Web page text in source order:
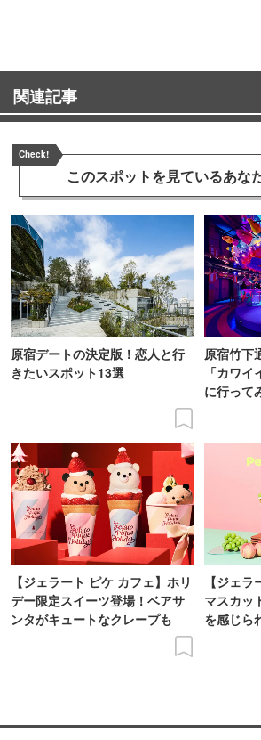
関連記事
Check!
このスポットを見ているあな
原宿デートの決定版！恋人と行
きたいスポット13選
原宿竹下
「カワ
に行って
【ジェラート ピケ カフェ】ホリ
デー限定スイーツ登場！ベアサ
ンタがキュートなクレープも
【ジェ
マスカッ
を感じら